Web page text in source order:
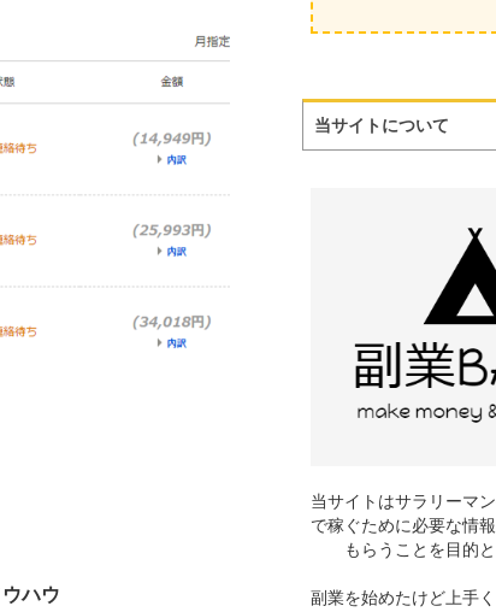
ハウ
当サイトについて
当サイトはサラリーマ
で稼ぐために必要な情
もらうことを目的
副業を始めたけど上手